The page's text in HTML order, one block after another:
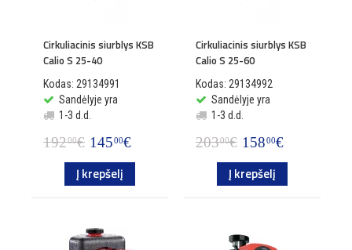
Cirkuliacinis siurblys KSB
Calio S 25-40
Kodas: 29134991
Sandėlyje yra
1-3 d.d.
19200€ 14500€
Į krepšelį
Cirkuliacinis siurblys KSB
Calio S 25-60
Kodas: 29134992
Sandėlyje yra
1-3 d.d.
20300€ 15800€
Į krepšelį